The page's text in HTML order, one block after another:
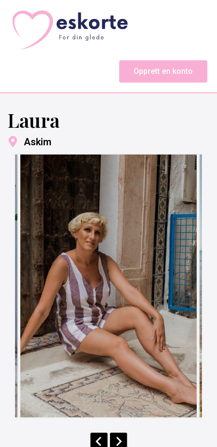
Opprett en konto
Laura
Askim